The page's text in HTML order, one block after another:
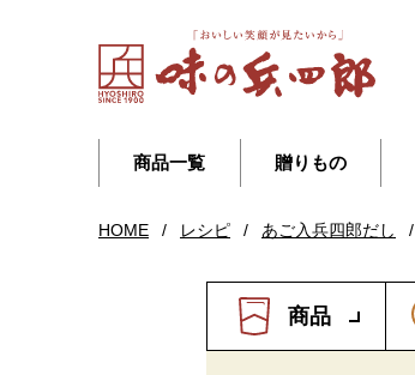
商品一覧 贈りもの
HOME / レシピ / あご入兵四郎だし /
商品